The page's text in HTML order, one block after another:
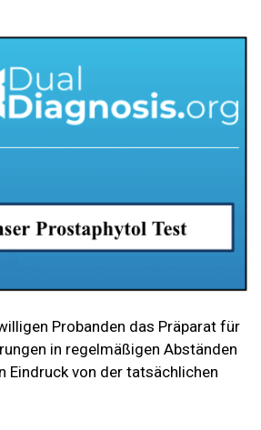
Probanden das Präparat für
in regelmäßigen Abständen
Eindruck von der tatsächlichen